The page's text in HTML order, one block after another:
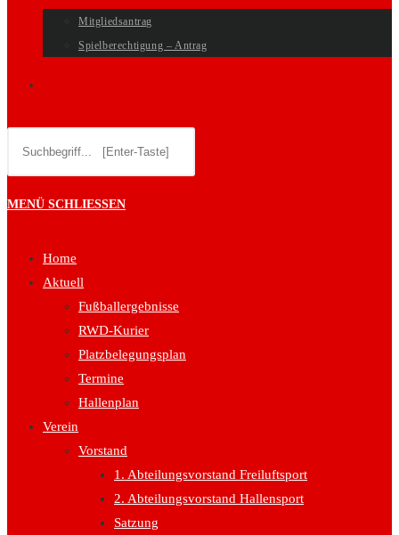
Mitgliedsantrag
Spielberechtigung – Antrag
UMSCHALTEN
MENÜ SCHLIESSEN
Home
Aktuell
Fußballergebnisse
RWD-Kurier
Platzbelegungsplan
Termine
Hallenplan
Verein
Vorstand
1. Abteilungsvorstand Freiluftsport
2. Abteilungsvorstand Hallensport
Satzung